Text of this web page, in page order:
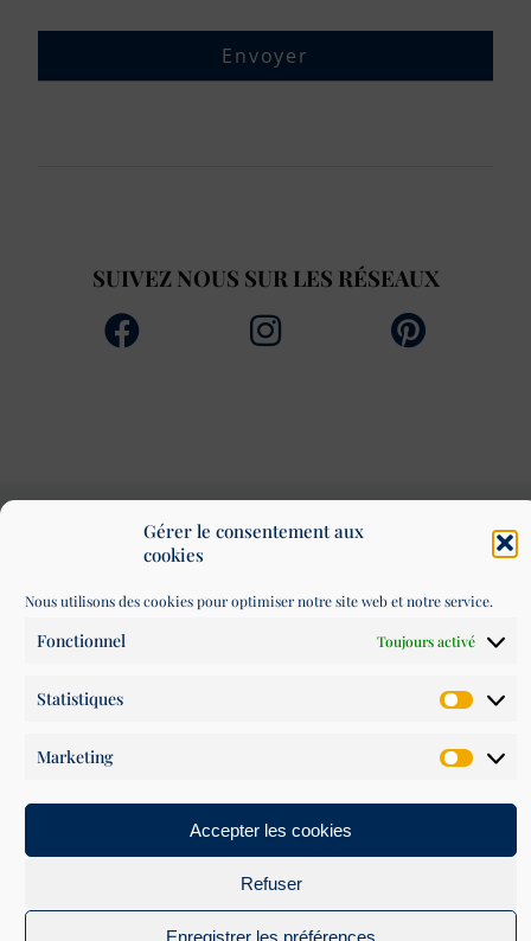
Gérer le consentement aux
cookies
Nous utilisons des cookies pour optimiser notre site web et notre service.
Fonctionnel Toujours activé
Statistiques
Marketing
Accepter les cookies
Refuser
Enregistrer les préférences
SUIVEZ NOUS SUR LES RÉSEAUX
Conditions générales de vente